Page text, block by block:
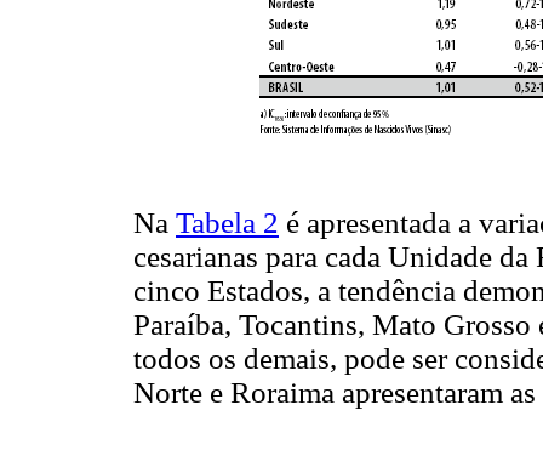
Na Tabela 2 é apresentada a
cesarianas para cada Unidade da
cinco Estados, a tendência
Paraíba, Tocantins, Mato
todos os demais, pode ser
Norte e Roraima apresentaram